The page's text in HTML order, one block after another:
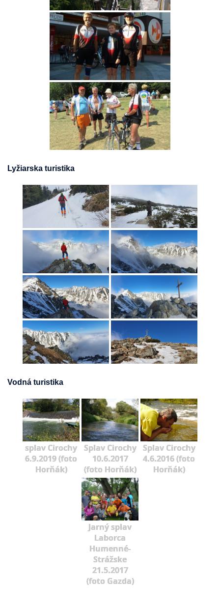
Lyžiarska turistika
Vodná turistika
splav Cirochy
6.9.2019 (foto
Horňák)
Splav Cirochy
10.6.2017
(foto Horňák)
Splav Cirochy
4.6.2016 (foto
Horňák)
Jarný splav
Laborca
Humenné-
Strážske
21.5.2017
(foto Gazda)